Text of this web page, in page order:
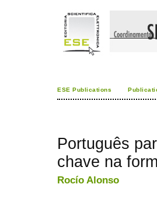
ESE Publications
Português
chave na
Rocío Alonso